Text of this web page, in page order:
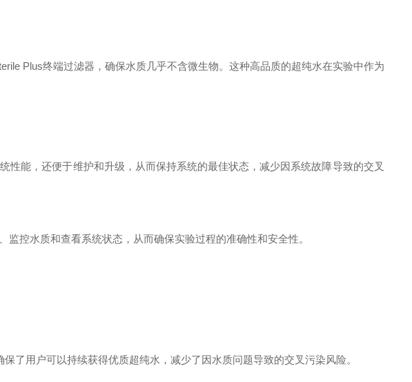
Plus终端过滤器，确保水质几乎不含微生物。这种高品质的超纯水在实验中作为
能，还便于维护和升级，从而保持系统的最佳状态，减少因系统故障导致的交叉
控水质和查看系统状态，从而确保实验过程的准确性和安全性。
用户可以持续获得优质超纯水，减少了因水质问题导致的交叉污染风险。